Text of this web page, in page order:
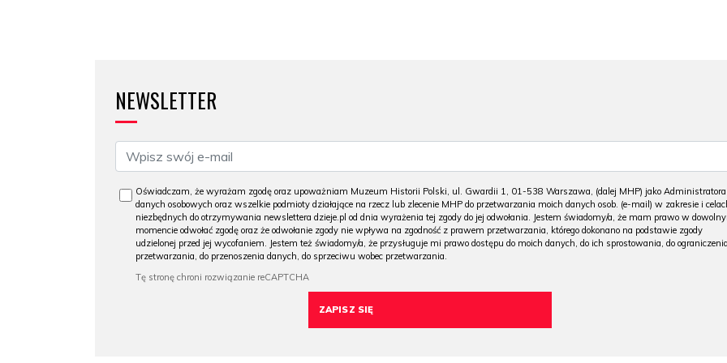
NEWSLETTER
Oświadczam, że wyrażam zgodę oraz upoważniam Muzeum Historii Polski, ul. Gwardii 1, 01-538 Warszawa, (dalej MHP) jako Administratora
danych osobowych oraz wszelkie podmioty działające na rzecz lub zlecenie MHP do przetwarzania moich danych osob. (e-mail) w zakresie i
niezbędnych do otrzymywania newslettera dzieje.pl od dnia wyrażenia tej zgody do jej odwołania. Jestem świadomy/a, że mam prawo w
momencie odwołać zgodę oraz że odwołanie zgody nie wpływa na zgodność z prawem przetwarzania, którego dokonano na podstawie zgody
udzielonej przed jej wycofaniem. Jestem też świadomy/a, że przysługuje mi prawo dostępu do moich danych, do ich sprostowania, do ograniczenia
przetwarzania, do przenoszenia danych, do sprzeciwu wobec przetwarzania.